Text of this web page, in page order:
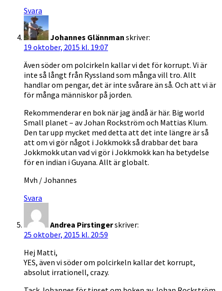
Svara
Johannes Glännman skriver:
19 oktober, 2015 kl. 19:07
Även söder om polcirkeln kallar vi det för korrupt. Vi är
inte så långt från Ryssland som många vill tro. Allt
handlar om pengar, det är inte svårare än så. Och att vi är
för många människor på jorden.
Rekommenderar en bok när jag ändå är här. Big world
Small planet – av Johan Rockström och Mattias Klum.
Den tar upp mycket med detta att det inte längre är så
att om vi gör något i Jokkmokk så drabbar det bara
Jokkmokk utan vad vi gör i Jokkmokk kan ha betydelse
för en indian i Guyana. Allt är globalt.
Mvh / Johannes
Svara
Andrea Pirstingerskriver:
25 oktober, 2015 kl. 20:59
Hej Matti,
YES, även vi söder om polcirkeln kallar det korrupt,
absolut irrationell, crazy.